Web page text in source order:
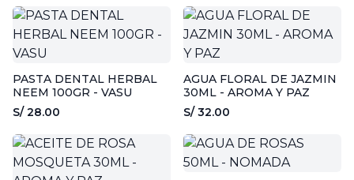
PASTA DENTAL HERBAL
NEEM 100GR - VASU
S/ 28.00
AGUA FLORAL DE JAZMIN
30ML - AROMA Y PAZ
S/ 32.00